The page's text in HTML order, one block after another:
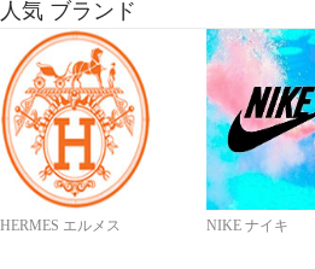
人気 ブランド
HERMES エルメス NIKE ナイキ